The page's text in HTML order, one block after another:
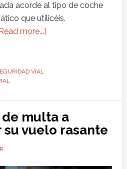
acorde al tipo de coche
que utilicéis.
more...]
VIAL
multa a
su vuelo rasante